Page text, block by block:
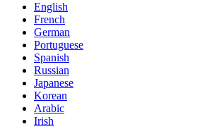
English
French
German
Portuguese
Spanish
Russian
Japanese
Korean
Arabic
Irish